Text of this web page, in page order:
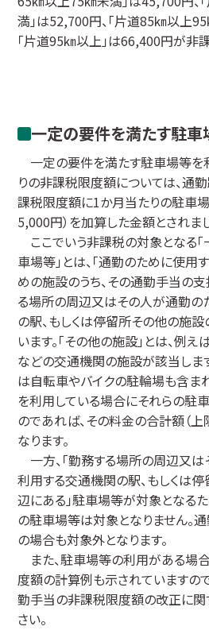
満」は52,700円、「片道85㎞以上
「片道95㎞以上」は66,400円が非
一定の要件を満たす駐車
一定の要件を満たす駐車場等を
りの非課税限度額については、通
課税限度額に1か月当たりの駐車
5,000円）を加算した金額とされま
ここでいう非課税の対象となる
車場等」とは、「通勤のために使
めの施設のうち、その通勤手当の
る場所の周辺又はその人が通勤の
の駅、もしくは停留所その他の施
います。「その他の施設」とは、例
などの交通機関の施設が該当します
は自転車やバイクの駐輪場も含ま
を利用している場合にそれらの駐
のであれば、その料金の合計額（
なります。
一方、「勤務する場所の周辺又
利用する交通機関の駅、もしくは
辺にある」駐車場等が対象となる
の駐車場等は対象となりません。
の場合も対象外となります。
また、駐車場等の利用がある場
度額の計算例も示されていますの
勤手当の非課税限度額の改正に関
さい。